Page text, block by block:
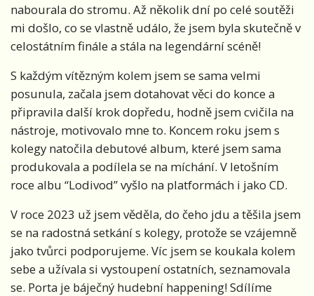
nabourala do stromu. Až několik dní po celé soutěži
mi došlo, co se vlastně událo, že jsem byla skutečně v
celostátním finále a stála na legendární scéně!
S každým vítězným kolem jsem se sama velmi
posunula, začala jsem dotahovat věci do konce a
připravila další krok dopředu, hodně jsem cvičila na
nástroje, motivovalo mne to. Koncem roku jsem s
kolegy natočila debutové album, které jsem sama
produkovala a podílela se na míchání. V letošním
roce albu “Lodivod” vyšlo na platformách i jako CD.
V roce 2023 už jsem věděla, do čeho jdu a těšila jsem
se na radostná setkání s kolegy, protože se vzájemně
jako tvůrci podporujeme. Víc jsem se koukala kolem
sebe a užívala si vystoupení ostatních, seznamovala
se. Porta je báječný hudební happening! Sdílíme